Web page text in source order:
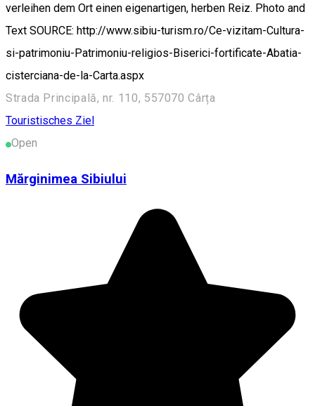
verleihen dem Ort einen eigenartigen, herben Reiz. Photo and
Text SOURCE: http://www.sibiu-turism.ro/Ce-vizitam-Cultura-
si-patrimoniu-Patrimoniu-religios-Biserici-fortificate-Abatia-
cisterciana-de-la-Carta.aspx
Strada Principală, nr. 110, 557070 Cârța
Touristisches Ziel
Open
Mărginimea Sibiului